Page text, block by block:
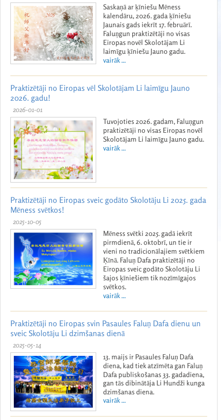
Saskaņā ar ķīniešu Mēness
kalendāru, 2026. gada ķīniešu
Jaunais gads iekrīt 17. februārī.
Faluņgun praktizētāji no visas
Eiropas novēl Skolotājam Li
laimīgu ķīniešu Jauno gadu.
vairāk ...
Praktizētāji no Eiropas vēl Skolotājam Li laimīgu Jauno
2026. gadu!
2026-01-01
Tuvojoties 2026. gadam, Faluņgun
praktizētāji no visas Eiropas novēl
Skolotājam Li laimīgu Jauno gadu.
vairāk ...
Praktizētāji no Eiropas sveic godāto Skolotāju Li 2025. gada
Mēness svētkos!
2025-10-05
Mēness svētki 2025. gadā iekrīt
pirmdienā, 6. oktobrī, un tie ir
vieni no tradicionālajiem svētkiem
Ķīnā. Faluņ Dafa praktizētāji no
Eiropas sveic godāto Skolotāju Li
šajos ķīniešiem tik nozīmīgajos
svētkos.
vairāk ...
Praktizētāji no Eiropas svin Pasaules Faluņ Dafa dienu un
sveic Skolotāju Li dzimšanas dienā
2025-05-14
13. maijs ir Pasaules Faluņ Dafa
diena, kad tiek atzīmēta gan Faluņ
Dafa publiskošanas 33. gadadiena,
gan tās dibinātāja Li Hundži kunga
dzimšanas diena.
vairāk ...